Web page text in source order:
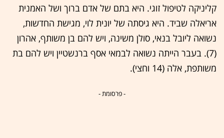
קליניקה לטיפול זוגי. היא בתם של אדם ברוך ושל האמנית
אריאלה שביד. היא גיסתה של יונית לוי, מגישת החדשות,
נשואה ליובל בנאי, סולן משינה, ויש להם בן משותף, אהרון
(7). בעבר הייתה נשואה לבמאי אסף ברנשטיין ויש להם בת
משותפת, אלה (14 וחצי).
- פרסומת -